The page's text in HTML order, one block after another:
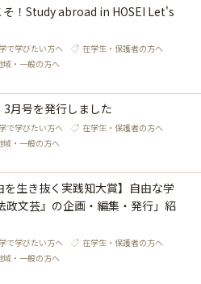
そ！Study abroad in HOSEI Let's
で学びたい方へ
在学生・保護者の方へ
域・一般の方へ
月号を発行しました
で学びたい方へ
在学生・保護者の方へ
域・一般の方へ
を生き抜く実践知大賞】自由な学
政文芸』の企画・編集・発行」紹
で学びたい方へ
在学生・保護者の方へ
域・一般の方へ